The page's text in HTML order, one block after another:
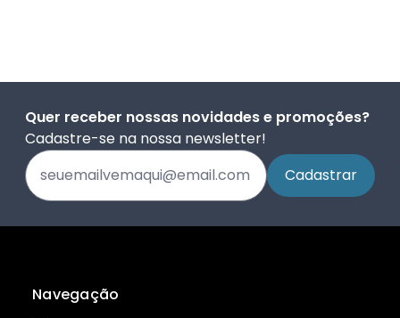
Quer receber nossas novidades e promoções?
Cadastre-se na nossa newsletter!
Navegação